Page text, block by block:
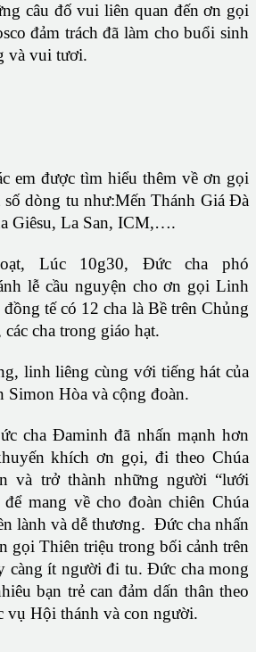
câu đố vui liên quan đến ơn gọi
đảm trách đã làm cho buổi sinh
và vui tươi.
em được tìm hiểu thêm về ơn gọi
số dòng tu như:Mến Thánh Giá Đà
Giêsu, La San, ICM,….
Lúc 10g30, Đức cha phó
lễ cầu nguyện cho ơn gọi Linh
tế có 12 cha là Bề trên Chủng
cha trong giáo hạt.
linh liêng cùng với tiếng hát của
Simon Hòa và cộng đoàn.
cha Đaminh đã nhấn mạnh hơn
khích ơn gọi, đi theo Chúa
và trở thành những người “lưới
mang về cho đoàn chiên Chúa
lành và dễ thương. Đức cha nhấn
gọi Thiên triệu trong bối cảnh trên
càng ít người đi tu. Đức cha mong
bạn trẻ can đảm dấn thân theo
vụ Hội thánh và con người.